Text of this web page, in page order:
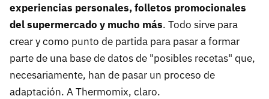
experiencias personales, folletos promocionales
del supermercado y mucho más. Todo sirve para
crear y como punto de partida para pasar a formar
parte de una base de datos de "posibles recetas" que,
necesariamente, han de pasar un proceso de
adaptación. A Thermomix, claro.